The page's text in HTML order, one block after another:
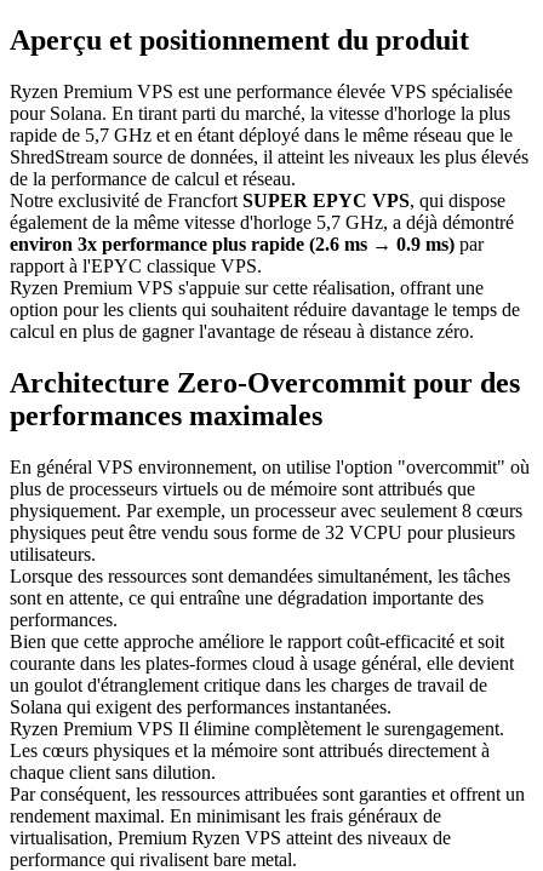
Aperçu et positionnement du produit
Ryzen Premium VPS est une performance élevée VPS spécialisée
pour Solana. En tirant parti du marché, la vitesse d'horloge la plus
rapide de 5,7 GHz et en étant déployé dans le même réseau que le
ShredStream source de données, il atteint les niveaux les plus élevés
de la performance de calcul et réseau.
Notre exclusivité de Francfort SUPER EPYC VPS, qui dispose
également de la même vitesse d'horloge 5,7 GHz, a déjà démontré
environ 3x performance plus rapide (2.6 ms → 0.9 ms) par
rapport à l'EPYC classique VPS.
Ryzen Premium VPS s'appuie sur cette réalisation, offrant une
option pour les clients qui souhaitent réduire davantage le temps de
calcul en plus de gagner l'avantage de réseau à distance zéro.
Architecture Zero-Overcommit pour des
performances maximales
En général VPS environnement, on utilise l'option "overcommit" où
plus de processeurs virtuels ou de mémoire sont attribués que
physiquement. Par exemple, un processeur avec seulement 8 cœurs
physiques peut être vendu sous forme de 32 VCPU pour plusieurs
utilisateurs.
Lorsque des ressources sont demandées simultanément, les tâches
sont en attente, ce qui entraîne une dégradation importante des
performances.
Bien que cette approche améliore le rapport coût-efficacité et soit
courante dans les plates-formes cloud à usage général, elle devient
un goulot d'étranglement critique dans les charges de travail de
Solana qui exigent des performances instantanées.
Ryzen Premium VPS Il élimine complètement le surengagement.
Les cœurs physiques et la mémoire sont attribués directement à
chaque client sans dilution.
Par conséquent, les ressources attribuées sont garanties et offrent un
rendement maximal. En minimisant les frais généraux de
virtualisation, Premium Ryzen VPS atteint des niveaux de
performance qui rivalisent bare metal.